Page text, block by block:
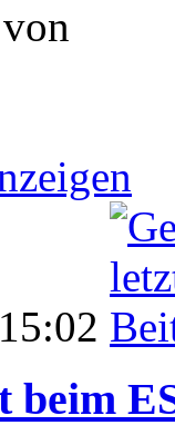
15:02